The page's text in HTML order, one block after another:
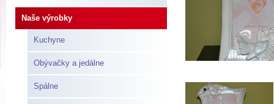
Naše výrobky
Kuchyne
Obývačky a jedálne
Spálne